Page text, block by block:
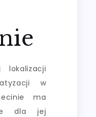
lokalizacji
w
ma
dla jej